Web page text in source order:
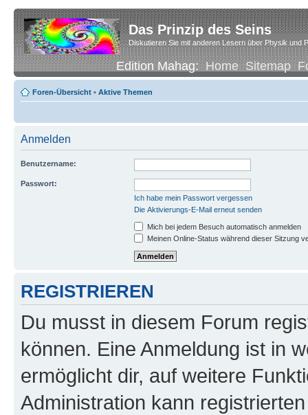
Das Prinzip des Seins
Diskutieren Sie mit anderen Lesern über Physik und
Edition Mahag:Home Sitemap
Foren-Übersicht • Aktive Themen
Anmelden
Benutzername:
Passwort:
Ich habe mein Passwort vergessen
Die Aktivierungs-E-Mail erneut senden
Mich bei jedem Besuch automatisch anmelden
Meinen Online-Status während dieser Sitzung
REGISTRIEREN
Du musst in diesem Forum
können. Eine Anmeldung ist in
ermöglicht dir, auf weitere
Administration kann